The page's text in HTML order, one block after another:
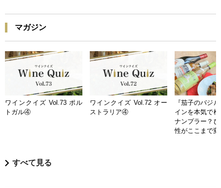
マガジン
ワインクイズ Vol.73 ポル
トガル④
ワインクイズ Vol.72 オー
ストラリア④
『茄子のバジ
インを本気で
ナンプラー？
性がここまで
すべて見る